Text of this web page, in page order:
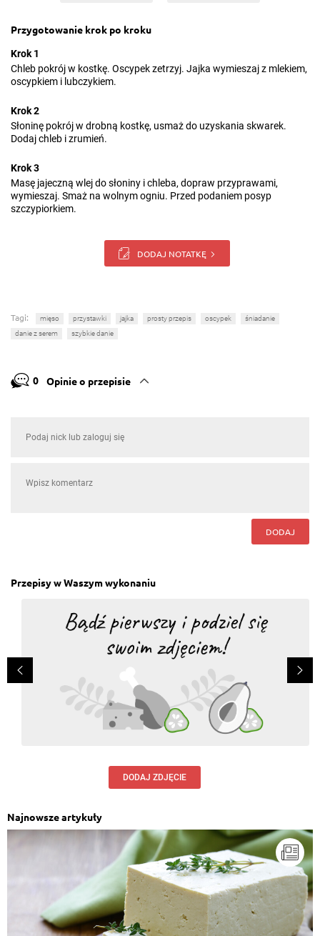
Przygotowanie krok po kroku
Krok 1
Chleb pokrój w kostkę. Oscypek zetrzyj. Jajka wymieszaj z mlekiem,
oscypkiem i lubczykiem.
Krok 2
Słoninę pokrój w drobną kostkę, usmaż do uzyskania skwarek.
Dodaj chleb i zrumień.
Krok 3
Masę jajeczną wlej do słoniny i chleba, dopraw przyprawami,
wymieszaj. Smaż na wolnym ogniu. Przed podaniem posyp
szczypiorkiem.
DODAJ NOTATKĘ
Tagi: mięso przystawki jajka prosty przepis oscypek
śniadanie
danie z serem
szybkie danie
0 Opinie o przepisie
DODAJ
Przepisy w Waszym wykonaniu
DODAJ ZDJĘCIE
Najnowsze artykuły